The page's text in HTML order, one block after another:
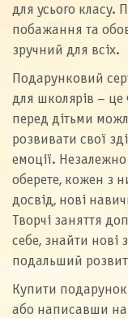
для усього класу.
побажання та
зручний для всіх.
Подарунковий
для школярів –
перед дітьми
розвивати свої
емоції.
оберете, кожен з
досвід, нові
Творчі заняття
себе, знайти нові
подальший
Купити
або написавши